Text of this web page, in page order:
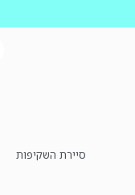
סיירת השקיפות